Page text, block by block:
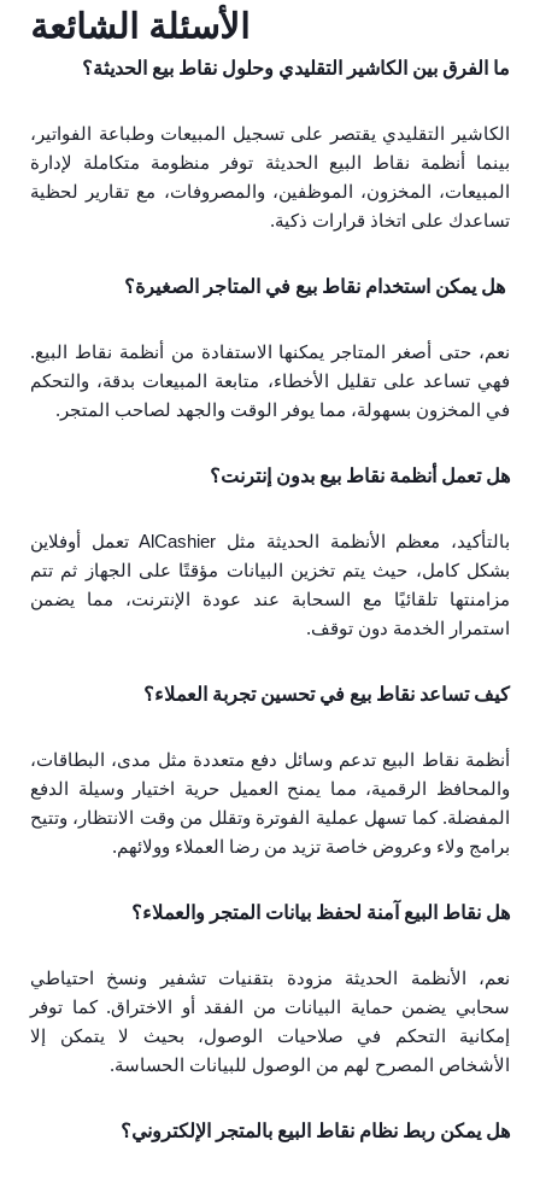
الأسئلة الشائعة
ما الفرق بين الكاشير التقليدي وحلول نقاط بيع الحديثة؟
الكاشير التقليدي يقتصر على تسجيل المبيعات وطباعة الفواتير،
بينما أنظمة نقاط البيع الحديثة توفر منظومة متكاملة لإدارة
المبيعات، المخزون، الموظفين، والمصروفات، مع تقارير لحظية
تساعدك على اتخاذ قرارات ذكية.
هل يمكن استخدام نقاط بيع في المتاجر الصغيرة؟
نعم، حتى أصغر المتاجر يمكنها الاستفادة من أنظمة نقاط البيع.
فهي تساعد على تقليل الأخطاء، متابعة المبيعات بدقة، والتحكم
في المخزون بسهولة، مما يوفر الوقت والجهد لصاحب المتجر.
هل تعمل أنظمة نقاط بيع بدون إنترنت؟
بالتأكيد، معظم الأنظمة الحديثة مثل AlCashier تعمل أوفلاين
بشكل كامل، حيث يتم تخزين البيانات مؤقتًا على الجهاز ثم تتم
مزامنتها تلقائيًا مع السحابة عند عودة الإنترنت، مما يضمن
استمرار الخدمة دون توقف.
كيف تساعد نقاط بيع في تحسين تجربة العملاء؟
أنظمة نقاط البيع تدعم وسائل دفع متعددة مثل مدى، البطاقات،
والمحافظ الرقمية، مما يمنح العميل حرية اختيار وسيلة الدفع
المفضلة. كما تسهل عملية الفوترة وتقلل من وقت الانتظار، وتتيح
برامج ولاء وعروض خاصة تزيد من رضا العملاء وولائهم.
هل نقاط البيع آمنة لحفظ بيانات المتجر والعملاء؟
نعم، الأنظمة الحديثة مزودة بتقنيات تشفير ونسخ احتياطي
سحابي يضمن حماية البيانات من الفقد أو الاختراق. كما توفر
إمكانية التحكم في صلاحيات الوصول، بحيث لا يتمكن إلا
الأشخاص المصرح لهم من الوصول للبيانات الحساسة.
هل يمكن ربط نظام نقاط البيع بالمتجر الإلكتروني؟